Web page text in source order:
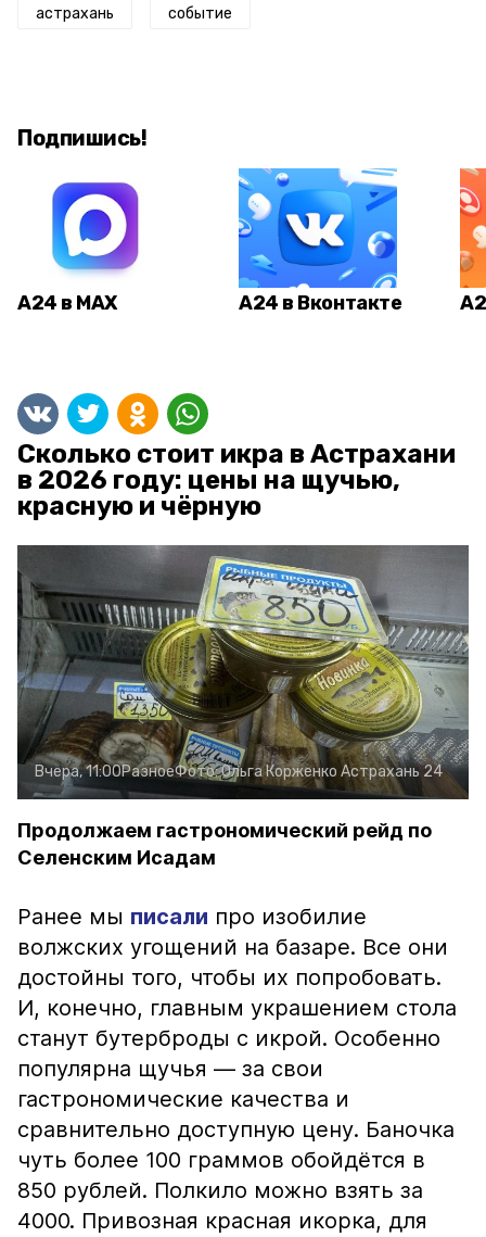
астрахань событие
Подпишись!
А24 в MAX А24 в Вконтакте
Сколько стоит икра в Астрахани
в 2026 году: цены на щучью,
красную и чёрную
Вчера, 11:00РазноеФото:Ольга Корженко Астрахань 24
Продолжаем гастрономический рейд по
Селенским Исадам
Ранее мы писали про изобилие
волжских угощений на базаре. Все они
достойны того, чтобы их попробовать.
И, конечно, главным украшением стола
станут бутерброды с икрой. Особенно
популярна щучья — за свои
гастрономические качества и
сравнительно доступную цену. Баночка
чуть более 100 граммов обойдётся в
850 рублей. Полкило можно взять за
4000. Привозная красная икорка, для